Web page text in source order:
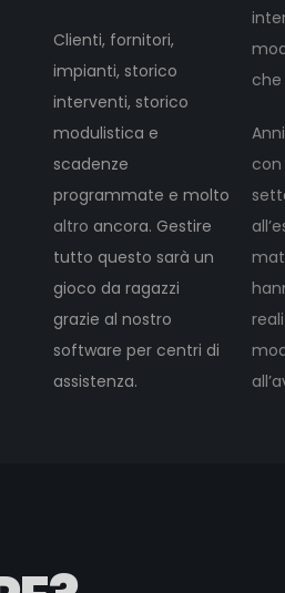
Clienti, fornitori,
impianti, storico
interventi, storico
modulistica e
scadenze
programmate e molto
altro ancora. Gestire
tutto questo sarà un
gioco da ragazzi
grazie al nostro
software per centri di
assistenza.
con